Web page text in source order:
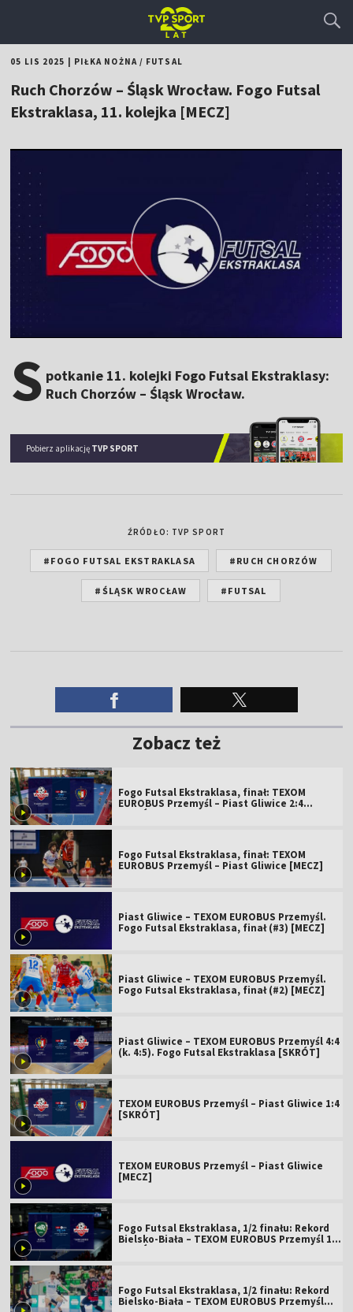
05 LIS 2025 PIŁKA NOŻNA/ FUTSAL
Ruch Chorzów – Śląsk Wrocław. Fogo Futsal
Ekstraklasa, 11. kolejka [MECZ]
S potkanie 11. kolejki Fogo Futsal Ekstraklasy:
Ruch Chorzów – Śląsk Wrocław.
Pobierz aplikację TVP SPORT
ŹRÓDŁO: TVP SPORT
#FOGO FUTSAL EKSTRAKLASA #RUCH CHORZÓW
#ŚLĄSK WROCŁAW #FUTSAL
Zobacz też
Fogo Futsal Ekstraklasa, finał: TEXOM
EUROBUS Przemyśl – Piast Gliwice 2:4
[SKRÓT]
Fogo Futsal Ekstraklasa, finał: TEXOM
EUROBUS Przemyśl – Piast Gliwice [MECZ]
Piast Gliwice – TEXOM EUROBUS Przemyśl.
Fogo Futsal Ekstraklasa, finał (#3) [MECZ]
Piast Gliwice – TEXOM EUROBUS Przemyśl.
Fogo Futsal Ekstraklasa, finał (#2) [MECZ]
Piast Gliwice – TEXOM EUROBUS Przemyśl 4:4
(k. 4:5). Fogo Futsal Ekstraklasa [SKRÓT]
TEXOM EUROBUS Przemyśl – Piast Gliwice 1:4
[SKRÓT]
TEXOM EUROBUS Przemyśl – Piast Gliwice
[MECZ]
Fogo Futsal Ekstraklasa, 1/2 finału: Rekord
Bielsko-Biała – TEXOM EUROBUS Przemyśl 1:3
[SKRÓT]
Fogo Futsal Ekstraklasa, 1/2 finału: Rekord
Bielsko-Biała – TEXOM EUROBUS Przemyśl